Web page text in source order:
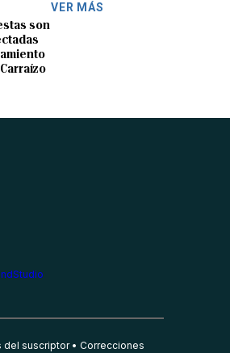
son
VER MÁS
del suscriptor Correcciones